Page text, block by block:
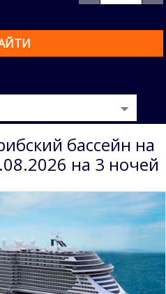
бассейн на
на 3 ночей